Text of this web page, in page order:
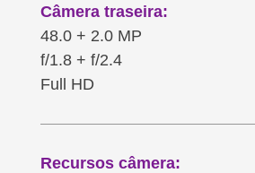
Câmera traseira:
48.0 + 2.0 MP
f/1.8 + f/2.4
Full HD
Recursos câmera: